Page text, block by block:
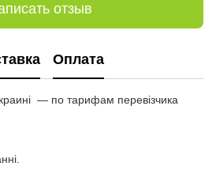
отзыв
Оплата
— по тарифам перевізчика